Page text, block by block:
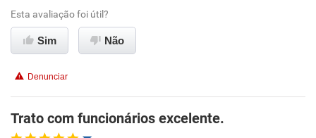
Conciliação com a vida familiar
Benefícios
Recomenda esta empresa
Recomenda a diretoria
Esta avaliação foi útil?
Sim Não
Denunciar
Trato com funcionários excelente.